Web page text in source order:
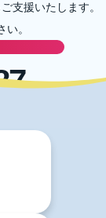
支援いたします。
。